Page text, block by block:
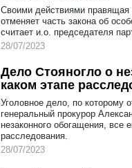
Своими действиями
отменяет часть закона об
считает и.о. председателя
28/07/2023
Дело Стояногло о
каком этапе
Уголовное дело, по которому
генеральный прокурор
незаконного обогащения, все
расследования.
28/07/2023